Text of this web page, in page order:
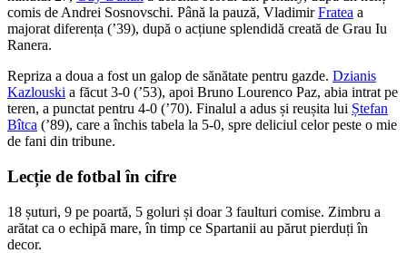
comis de Andrei Sosnovschi. Până la pauză, VladimirFratea a
majorat diferența (’39), după o acțiune splendidă creată de Grau Iu
Ranera.
Repriza a doua a fost un galop de sănătate pentru gazde. Dzianis
Kazlouski a făcut 3-0 (’53), apoi Bruno Lourenco Paz, abia intrat pe
teren, a punctat pentru 4-0 (’70). Finalul a adus și reușita lui Ștefan
Bîtca (’89), care a închis tabela la 5-0, spre deliciul celor peste o mie
de fani din tribune.
Lecție de fotbal în cifre
18 șuturi, 9 pe poartă, 5 goluri și doar 3 faulturi comise. Zimbru a
arătat ca o echipă mare, în timp ce Spartanii au părut pierduți în
decor.